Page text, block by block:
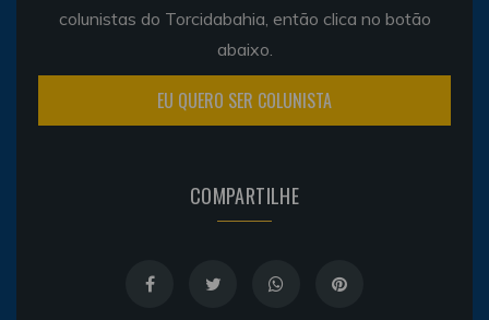
colunistas do Torcidabahia, então clica no botão
abaixo.
EU QUERO SER COLUNISTA
COMPARTILHE